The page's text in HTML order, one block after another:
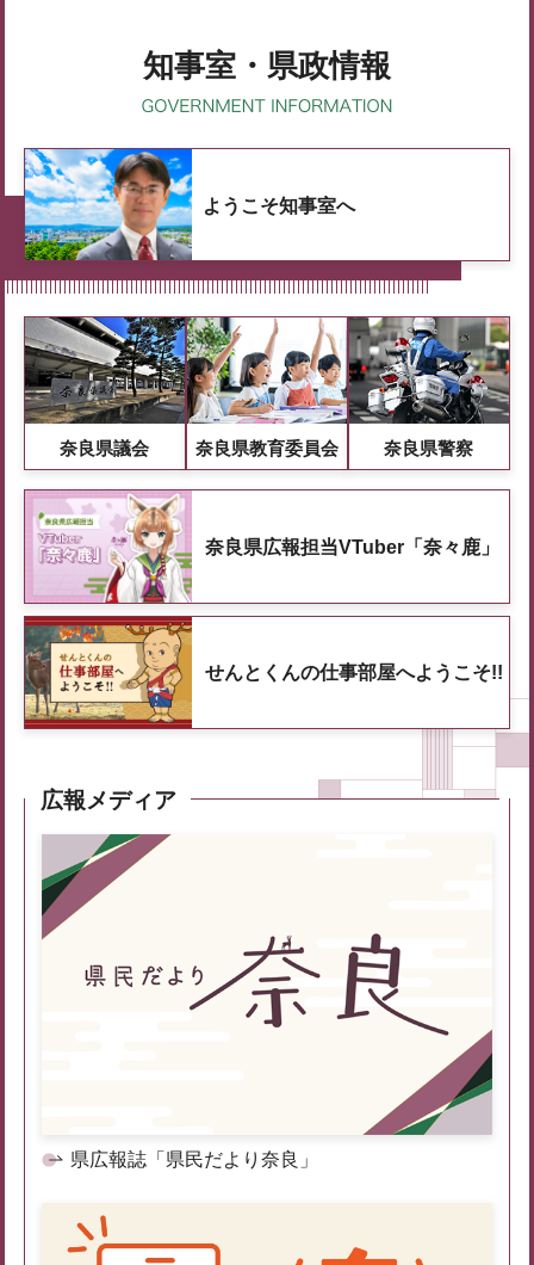
知事室・県政情報
ようこそ知事室へ
奈良県議会 奈良県教育委員会 奈良県警察
奈良県広報担当VTuber「奈々鹿」
せんとくんの仕事部屋へようこそ!!
広報メディア
県広報誌「県民だより奈良」